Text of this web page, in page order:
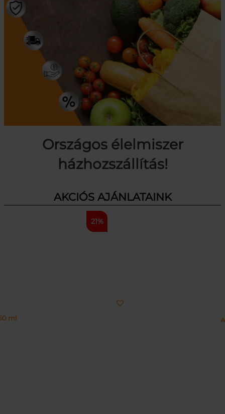
Országos élelmiszer
házhozszállítás!
AKCIÓS AJÁNLATAINK
21%
ml